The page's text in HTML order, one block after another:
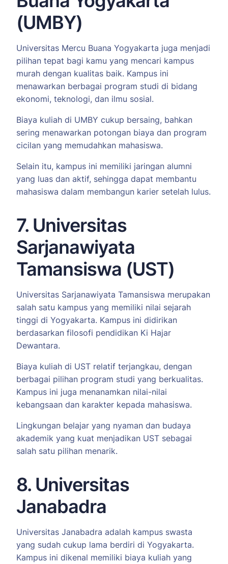
(UMBY)
Universitas Mercu Buana Yogyakarta juga menjadi
pilihan tepat bagi kamu yang mencari kampus
murah dengan kualitas baik. Kampus ini
menawarkan berbagai program studi di bidang
ekonomi, teknologi, dan ilmu sosial.
Biaya kuliah di UMBY cukup bersaing, bahkan
sering menawarkan potongan biaya dan program
cicilan yang memudahkan mahasiswa.
Selain itu, kampus ini memiliki jaringan alumni
yang luas dan aktif, sehingga dapat membantu
mahasiswa dalam membangun karier setelah lulus.
7. Universitas
Sarjanawiyata
Tamansiswa (UST)
Universitas Sarjanawiyata Tamansiswa merupakan
salah satu kampus yang memiliki nilai sejarah
tinggi di Yogyakarta. Kampus ini didirikan
berdasarkan filosofi pendidikan Ki Hajar
Dewantara.
Biaya kuliah di UST relatif terjangkau, dengan
berbagai pilihan program studi yang berkualitas.
Kampus ini juga menanamkan nilai-nilai
kebangsaan dan karakter kepada mahasiswa.
Lingkungan belajar yang nyaman dan budaya
akademik yang kuat menjadikan UST sebagai
salah satu pilihan menarik.
8. Universitas
Janabadra
Universitas Janabadra adalah kampus swasta
yang sudah cukup lama berdiri di Yogyakarta.
Kampus ini dikenal memiliki biaya kuliah yang